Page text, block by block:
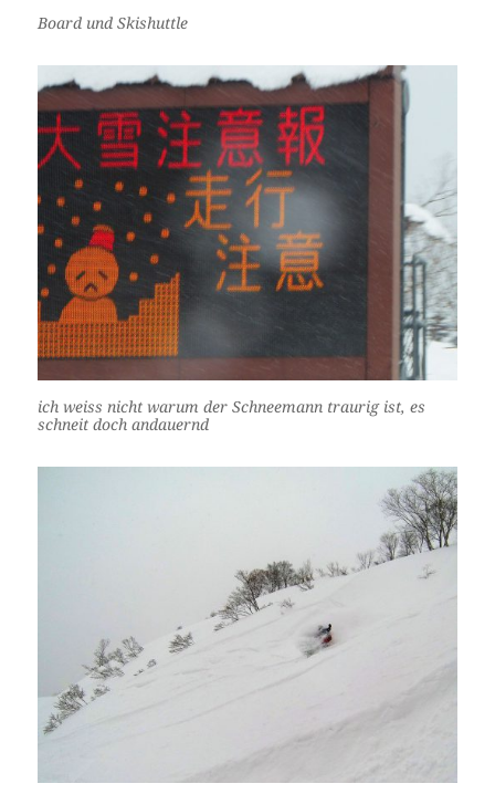
Board und Skishuttle
ich weiss nicht warum der Schneemann traurig ist, es
schneit doch andauernd